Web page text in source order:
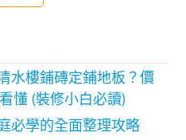
水樓鋪磚定鋪地板？價
懂 (裝修小白必讀)
必學的全面整理攻略